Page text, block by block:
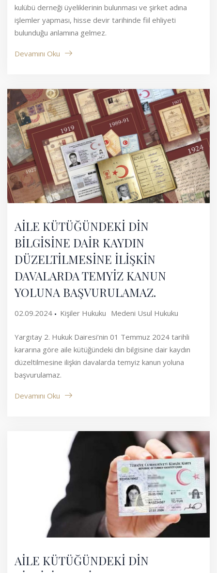
kulübü derneği üyeliklerinin bulunması ve şirket adına
işlemler yapması, hisse devir tarihinde fiil ehliyeti
bulunduğu anlamına gelmez.
Devamını Oku
AİLE KÜTÜĞÜNDEKİ DİN
BİLGİSİNE DAİR KAYDIN
DÜZELTİLMESİNE İLİŞKİN
DAVALARDA TEMYİZ KANUN
YOLUNA BAŞVURULAMAZ.
02.09.2024 Kişiler Hukuku Medeni Usul Hukuku
Yargıtay 2. Hukuk Dairesi’nin 01 Temmuz 2024 tarihli
kararına göre aile kütüğündeki din bilgisine dair kaydın
düzeltilmesine ilişkin davalarda temyiz kanun yoluna
başvurulamaz.
Devamını Oku
AİLE KÜTÜĞÜNDEKİ DİN